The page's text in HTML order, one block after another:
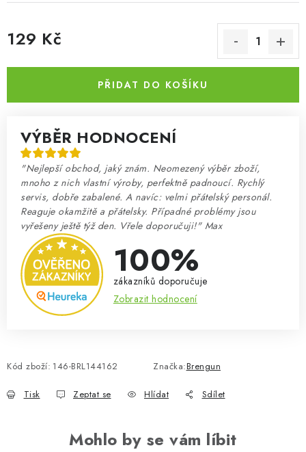
129 Kč
PŘIDAT DO KOŠÍKU
VÝBĚR HODNOCENÍ
"Nejlepší obchod, jaký znám. Neomezený výběr zboží,
mnoho z nich vlastní výroby, perfektně padnoucí. Rychlý
servis, dobře zabalené. A navíc: velmi přátelský personál.
Reaguje okamžitě a přátelsky. Případné problémy jsou
vyřešeny ještě týž den. Vřele doporučuji!" Max
100%
zákazníků doporučuje
Zobrazit hodnocení
Kód zboží: 146-BRL144162 Značka:Brengun
Tisk Zeptat se Hlídat Sdílet
Mohlo by se vám líbit